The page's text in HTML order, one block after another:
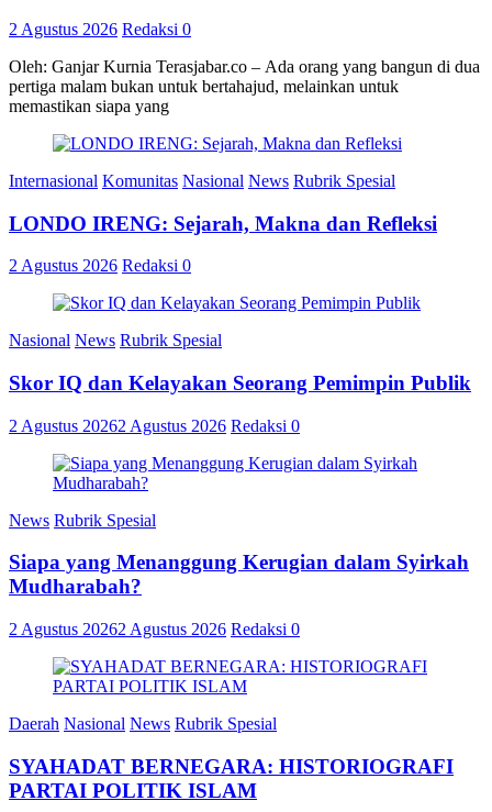
2 Agustus 2026 Redaksi 0
Oleh: Ganjar Kurnia Terasjabar.co – Ada orang yang bangun di dua
pertiga malam bukan untuk bertahajud, melainkan untuk
memastikan siapa yang
Internasional Komunitas Nasional News Rubrik Spesial
LONDO IRENG: Sejarah, Makna dan Refleksi
2 Agustus 2026 Redaksi 0
Nasional News Rubrik Spesial
Skor IQ dan Kelayakan Seorang Pemimpin Publik
2 Agustus 20262 Agustus 2026 Redaksi 0
News Rubrik Spesial
Siapa yang Menanggung Kerugian dalam Syirkah
Mudharabah?
2 Agustus 20262 Agustus 2026 Redaksi 0
Daerah Nasional News Rubrik Spesial
SYAHADAT BERNEGARA: HISTORIOGRAFI
PARTAI POLITIK ISLAM